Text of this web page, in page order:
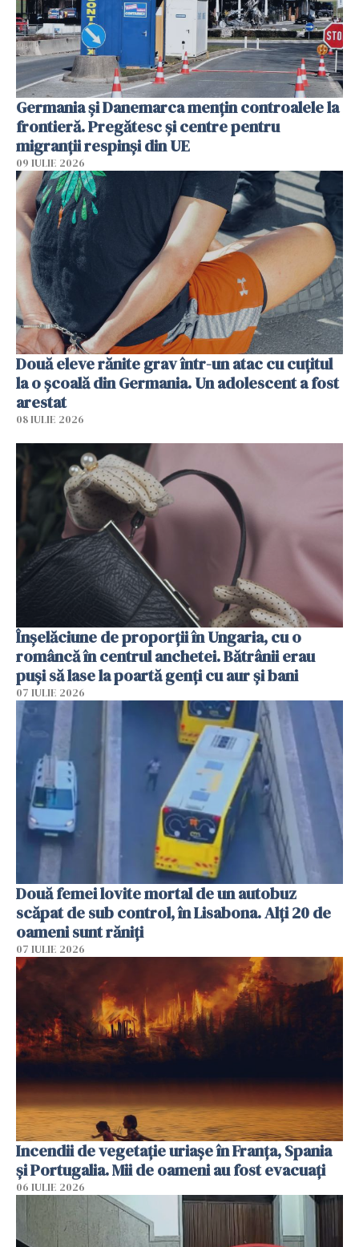
Germania și Danemarca mențin controalele la
frontieră. Pregătesc și centre pentru
migranții respinși din UE
09 IULIE 2026
Două eleve rănite grav într-un atac cu cuțitul
la o școală din Germania. Un adolescent a fost
arestat
08 IULIE 2026
Înșelăciune de proporții în Ungaria, cu o
româncă în centrul anchetei. Bătrânii erau
puși să lase la poartă genți cu aur și bani
07 IULIE 2026
Două femei lovite mortal de un autobuz
scăpat de sub control, în Lisabona. Alți 20 de
oameni sunt răniți
07 IULIE 2026
Incendii de vegetație uriașe în Franța, Spania
și Portugalia. Mii de oameni au fost evacuați
06 IULIE 2026